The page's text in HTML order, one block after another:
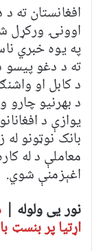
افغانستان ته
اوونۍ ورکړل
په يوه خبري
ته د دغو پیسو
د کابل او
د بهرنيو چارو
یوازې د
بانک نوټونو
معاملې د له
اغېزمنې شوي.
نور یی ولوله |
اړتیا پر بنسټ